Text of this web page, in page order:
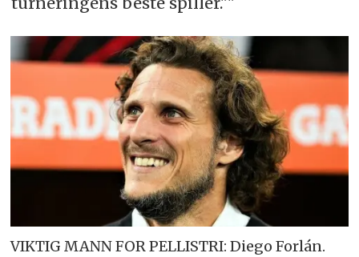
VIKTIG MANN FOR PELLISTRI: Diego Forlán.